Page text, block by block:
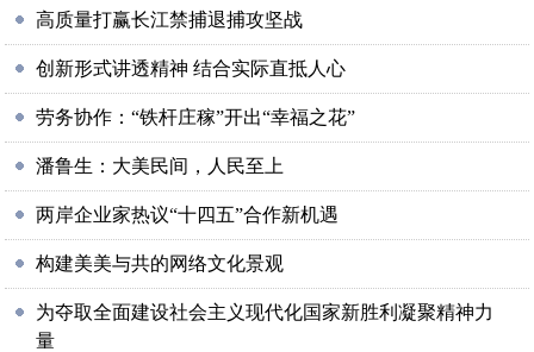
高质量打赢长江禁捕退捕攻坚战
创新形式讲透精神 结合实际直抵人心
劳务协作：“铁杆庄稼”开出“幸福之花”
潘鲁生：大美民间，人民至上
两岸企业家热议“十四五”合作新机遇
构建美美与共的网络文化景观
为夺取全面建设社会主义现代化国家新胜利凝聚精神力
量